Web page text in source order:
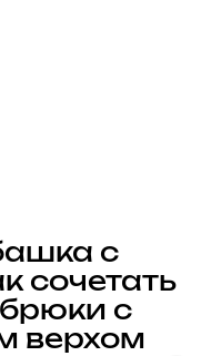
с
сочетать
с
верхом